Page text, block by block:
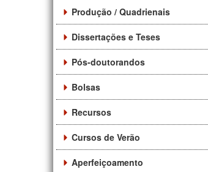
Produção / Quadrienais
Dissertações e Teses
Pós-doutorandos
Bolsas
Recursos
Cursos de Verão
Aperfeiçoamento